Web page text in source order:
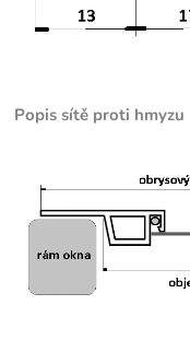
Popis sítě proti hmyzu